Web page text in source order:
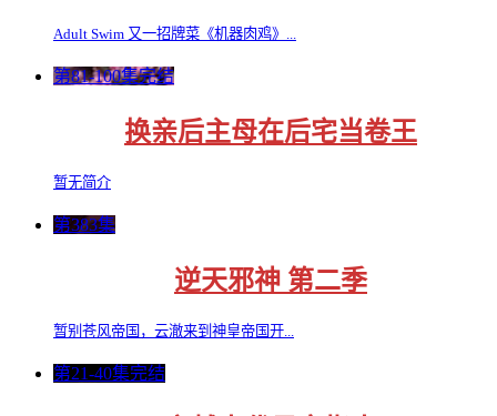
Adult Swim 又一招牌菜《机器肉鸡》...
第81-100集完结
换亲后主母在后宅当卷王
暂无简介
第383集
逆天邪神 第二季
暂别苍风帝国，云澈来到神皇帝国开...
第21-40集完结